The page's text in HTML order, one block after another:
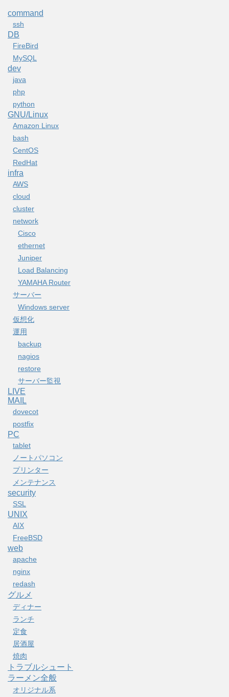
command
ssh
DB
FireBird
MySQL
dev
java
php
python
GNU/Linux
Amazon Linux
bash
CentOS
RedHat
infra
AWS
cloud
cluster
network
Cisco
ethernet
Juniper
Load Balancing
YAMAHA Router
サーバー
Windows server
仮想化
運用
backup
nagios
restore
サーバー監視
LIVE
MAIL
dovecot
postfix
PC
tablet
ノートパソコン
プリンター
メンテナンス
security
SSL
UNIX
AIX
FreeBSD
web
apache
nginx
redash
グルメ
ディナー
ランチ
定食
居酒屋
焼肉
トラブルシュート
ラーメン全般
オリジナル系